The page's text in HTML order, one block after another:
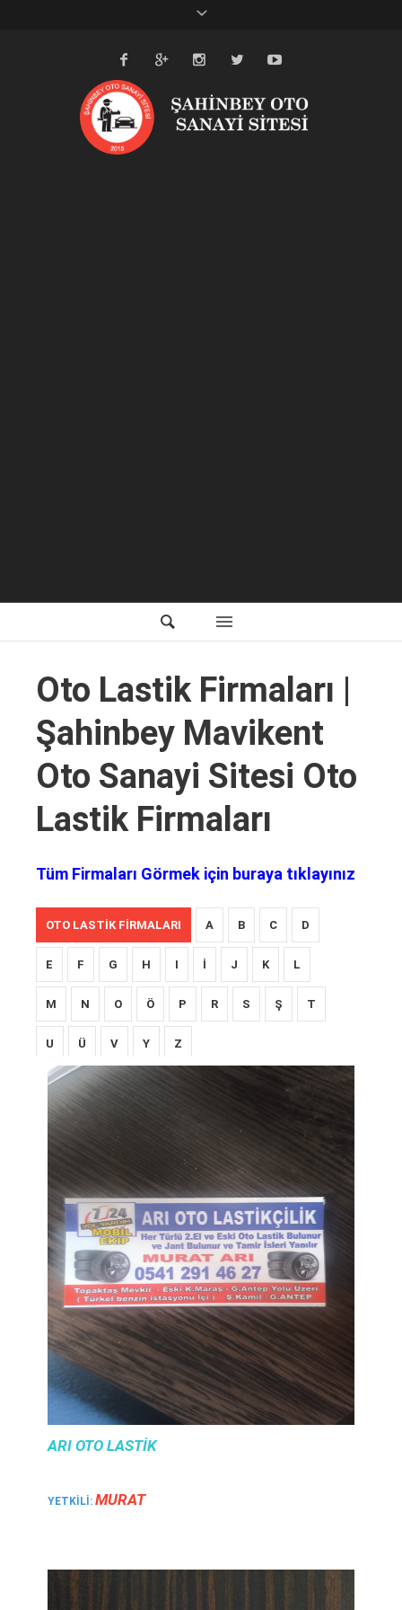
Oto Lastik Firmaları |
Şahinbey Mavikent
Oto Sanayi Sitesi Oto
Lastik Firmaları
Tüm Firmaları Görmek için buraya tıklayınız
OTO LASTIK FIRMALARI A B C D
E F G H I İ J K L
M N O Ö P R S Ş T
U Ü V Y Z
ARI OTO LASTIK
YETKILI: MURAT